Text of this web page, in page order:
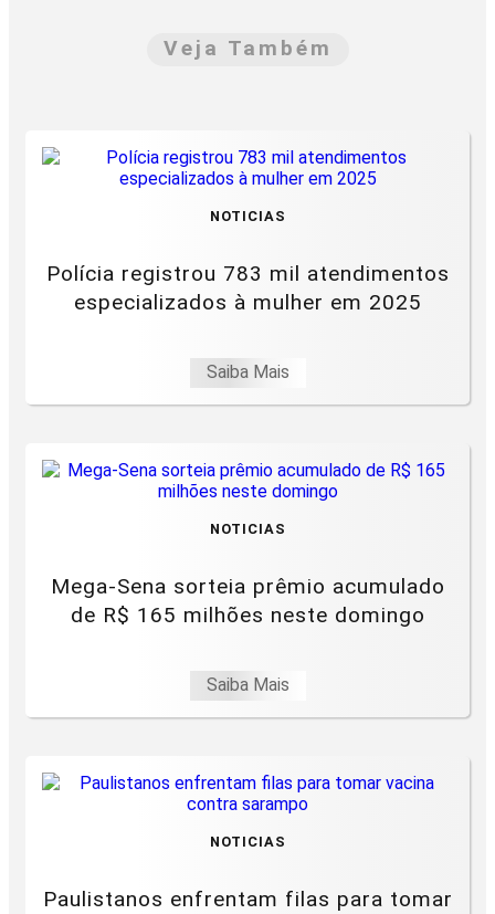
Veja Também
NOTICIAS
Polícia registrou 783 mil atendimentos
especializados à mulher em 2025
Saiba Mais
NOTICIAS
Mega-Sena sorteia prêmio acumulado
de R$ 165 milhões neste domingo
Saiba Mais
NOTICIAS
Paulistanos enfrentam filas para tomar